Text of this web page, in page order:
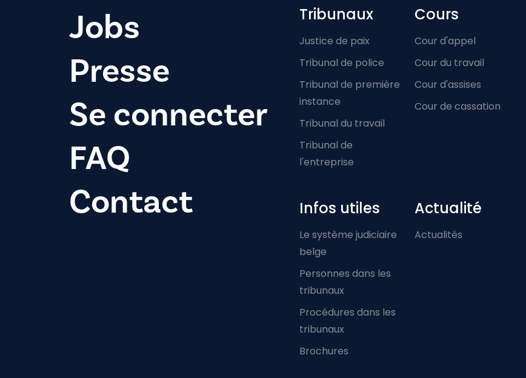
Jobs
Presse
Se connecter
FAQ
Contact
Footer-menu
Tribunaux
Justice de paix
Tribunal de police
Tribunal de première
instance
Tribunal du travail
Tribunal de
l'entreprise
Cours
Cour d'appel
Cour du travail
Cour d'assises
Cour de cassation
Infos utiles
Le système judiciaire
belge
Personnes dans les
tribunaux
Procédures dans les
tribunaux
Brochures
Actualité
Actualités